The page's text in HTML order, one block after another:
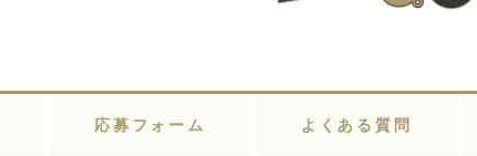
応募フォーム よくある質問